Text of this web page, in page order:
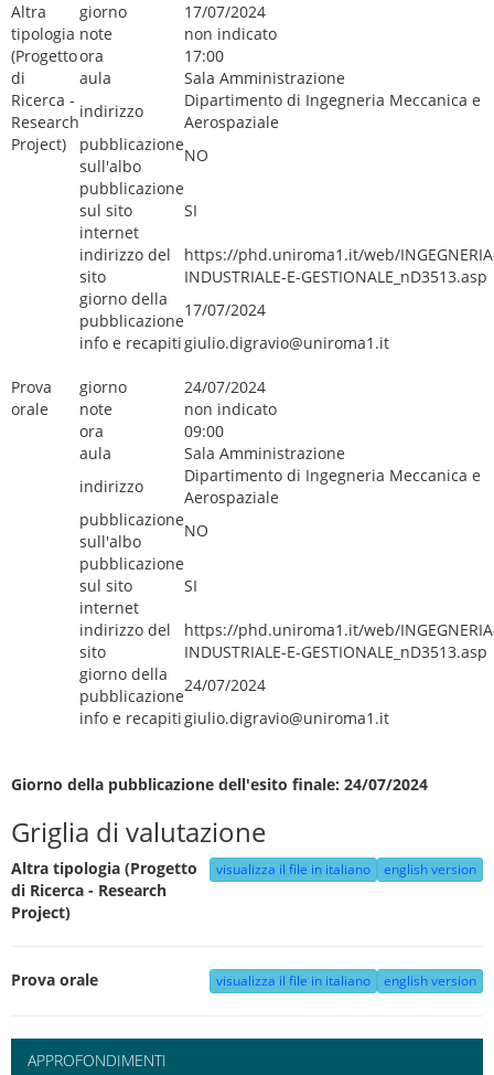
Altra
tipologia
(Progetto
di
Ricerca -
Research
Project)
giorno
17/07/2024
note
non indicato
ora
17:00
aula
Sala Amministrazione
indirizzo
Dipartimento di Ingegneria Meccanica e
Aerospaziale
pubblicazione
sull'albo
NO
pubblicazione
sul sito
internet
SI
indirizzo del
sito
https://phd.uniroma1.it/web/
INDUSTRIALE-E-GESTIONALE_nD3513.asp
giorno della
pubblicazione
17/07/2024
info e recapitigiulio.digravio@uniroma1.it
Prova
orale
giorno
24/07/2024
note
non indicato
ora
09:00
aula
Sala Amministrazione
indirizzo
Dipartimento di Ingegneria Meccanica e
Aerospaziale
pubblicazione
sull'albo
NO
pubblicazione
sul sito
internet
SI
indirizzo del
sito
https://phd.uniroma1.it/web/
INDUSTRIALE-E-GESTIONALE_nD3513.asp
giorno della
pubblicazione
24/07/2024
info e recapitigiulio.digravio@uniroma1.it
Giorno della pubblicazione dell'esito finale: 24/07/2024
Griglia di valutazione
Altra tipologia (Progetto
di Ricerca - Research
Project)
visualizza il file in italiano english version
Prova orale visualizza il file in italiano english version
APPROFONDIMENTI